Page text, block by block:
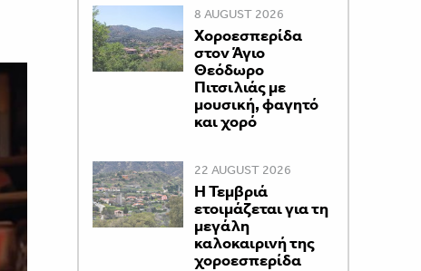
8 AUGUST 2026
Χοροεσπερίδα
στον Άγιο
Θεόδωρο
Πιτσιλιάς με
μουσική, φαγητό
και χορό
22 AUGUST 2026
Η Τεμβριά
ετοιμάζεται για τη
μεγάλη
καλοκαιρινή της
χοροεσπερίδα